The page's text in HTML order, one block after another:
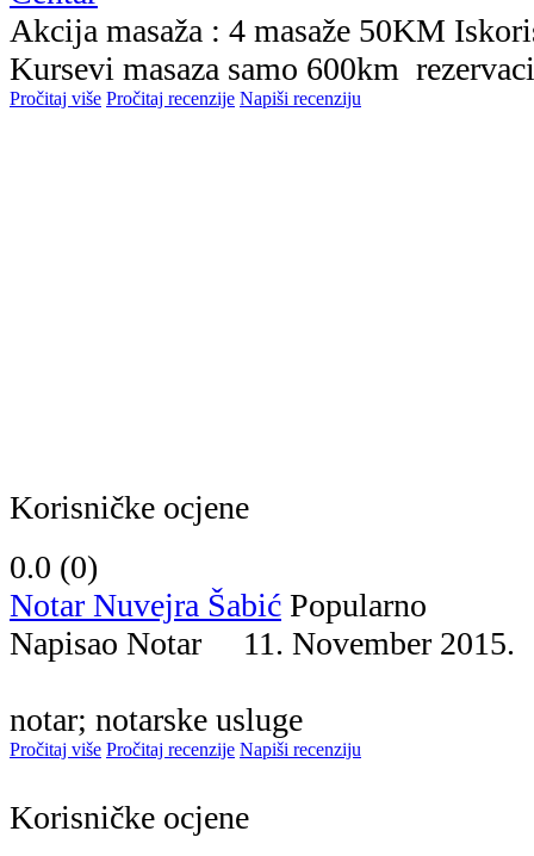
Akcija masaža : 4 masaže 50KM
Kursevi masaza samo 600km
Pročitaj više Pročitaj recenzije Napiši recenziju
Korisničke ocjene
0.0 (0)
Notar Nuvejra Šabić Popularno
Napisao Notar 11. November
notar; notarske usluge
Pročitaj više Pročitaj recenzije Napiši recenziju
Korisničke ocjene